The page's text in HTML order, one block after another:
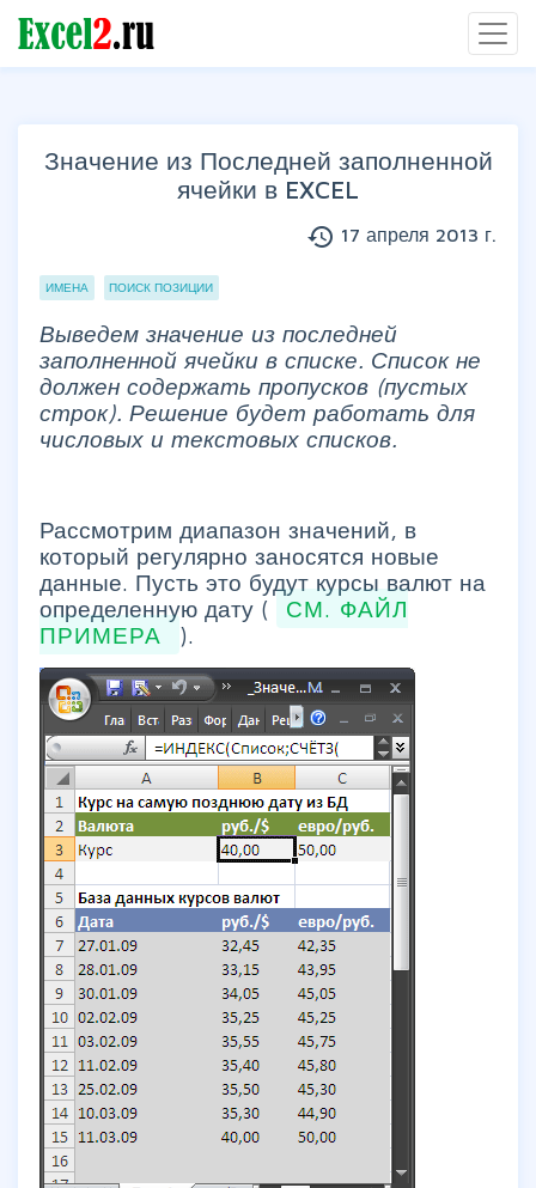
Значение из Последней заполненной
ячейки в EXCEL
history 17 апреля 2013 г.
Группы статей
ИМЕНА ПОИСК ПОЗИЦИИ
Выведем значение из последней
заполненной ячейки в списке. Список не
должен содержать пропусков (пустых
строк). Решение будет работать для
числовых и текстовых списков.
Рассмотрим диапазон значений, в
который регулярно заносятся новые
данные. Пусть это будут курсы валют на
определенную дату (
СМ. ФАЙЛ
ПРИМЕРА
).